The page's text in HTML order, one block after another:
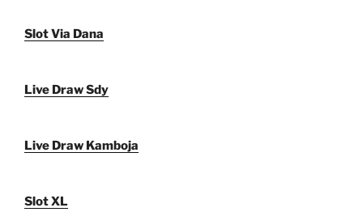
Slot Via Dana
Live Draw Sdy
Live Draw Kamboja
Slot XL